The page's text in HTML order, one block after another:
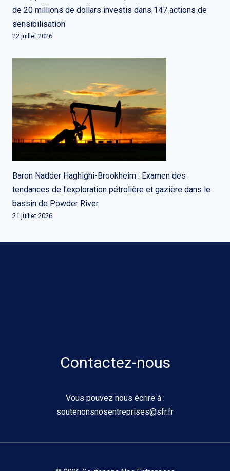
de 20 millions de dollars investis dans 147 actions de
sensibilisation
22 juillet 2026
Baron Nadder Haghighi-Brookheim : Examen des
tendances de l'exploration pétrolière et gazière dans le
bassin de Powder River
21 juillet 2026
Contactez-nous
Vous pouvez nous écrire à :
soutenonsnosentreprises@sfr.fr